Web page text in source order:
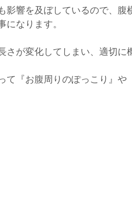
影響を及ぼしているので、腹
なります。
さが変化してしまい、適切に
て『お腹周りのぽっこり』や